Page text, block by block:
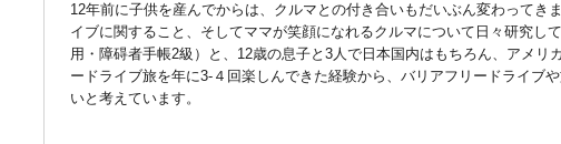
12年前に子供を産んでからは、クルマとの付き合いもだいぶん変わってき
イブに関すること、そしてママが笑顔になれるクルマについて日々研究し
用・障碍者手帳2級）と、12歳の息子と3人で日本国内はもちろん、アメリ
ードライブ旅を年に3-４回楽しんできた経験から、バリアフリードライブ
いと考えています。